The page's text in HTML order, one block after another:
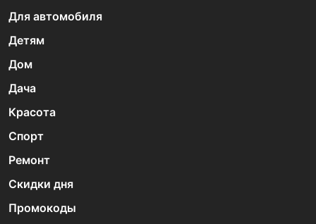
Для автомобиля
Детям
Дом
Дача
Красота
Спорт
Ремонт
Скидки дня
Промокоды